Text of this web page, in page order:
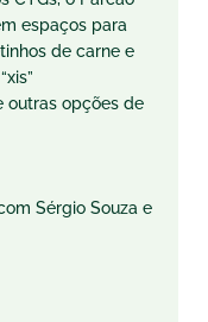
espaços para
de carne e
outras opções de
Sérgio Souza e